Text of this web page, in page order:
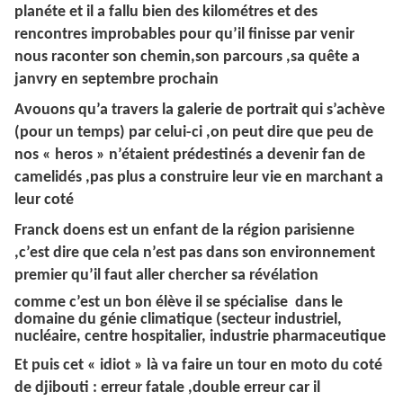
planéte et il a fallu bien des kilométres et des
rencontres improbables pour qu’il finisse par venir
nous raconter son chemin,son parcours ,sa quête a
janvry en septembre prochain
Avouons qu’a travers la galerie de portrait qui s’achève
(pour un temps) par celui-ci ,on peut dire que peu de
nos « heros » n’étaient prédestinés a devenir fan de
camelidés ,pas plus a construire leur vie en marchant a
leur coté
Franck doens est un enfant de la région parisienne
,c’est dire que cela n’est pas dans son environnement
premier qu’il faut aller chercher sa révélation
comme c’est un bon élève il se spécialise dans le
domaine du génie climatique (secteur industriel,
nucléaire, centre hospitalier, industrie pharmaceutique
Et puis cet « idiot » là va faire un tour en moto du coté
de djibouti : erreur fatale ,double erreur car il